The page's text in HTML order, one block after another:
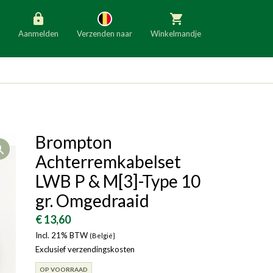
Aanmelden Verzenden naar
Slovenië
Denemarken Finland
Bulgarije Ierland
Winkelmandje
Open
Brompton
Achterremkabelset
LWB P & M[3]-Type 10
gr. Omgedraaid
€ 13,60
Incl. 21% BTW (België}
Exclusief verzendingskosten
OP VOORRAAD